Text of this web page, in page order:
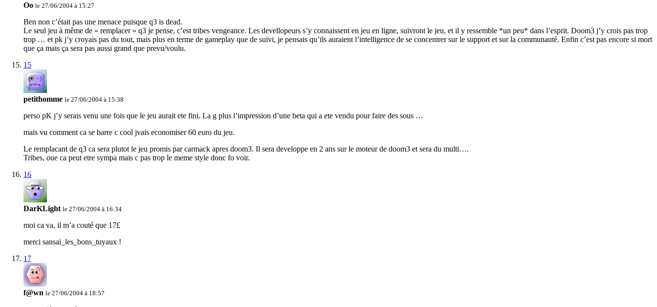
Oo le 27/06/2004 à 15:27
Ben non c’était pas une menace puisque q3 is dead.
Le seul jeu à même de « remplacer » q3 je pense, c’est tribes vengeance. Les devellopeurs s’y connaissent en jeu en ligne, suivront le jeu, et il y ressemble *un peu* dans l’esprit. Doom3 j’y crois pas trop
trop … et pk j’y croyais pas du tout, mais plus en terme de gameplay que de suivi, je pensais qu’ils auraient l’intelligence de se concentrer sur le support et sur la communauté. Enfin c’est pas encore si mort
que ça mais ça sera pas aussi grand que prevu/voulu.
15
petithomme le 27/06/2004 à 15:38
perso pK j’y serais venu une fois que le jeu aurait ete fini. La g plus l’impression d’une beta qui a ete vendu pour faire des sous …
mais vu comment ca se barre c cool jvais economiser 60 euro du jeu.
Le remplacant de q3 ca sera plutot le jeu promis par carmack apres doom3. Il sera developpe en 2 ans sur le moteur de doom3 et sera du multi….
Tribes, oue ca peut etre sympa mais c pas trop le meme style donc fo voir.
16
DarKLight le 27/06/2004 à 16:34
moi ca va, il m’a couté que 17£
merci sansai_les_bons_tuyaux !
17
f@wn le 27/06/2004 à 18:57